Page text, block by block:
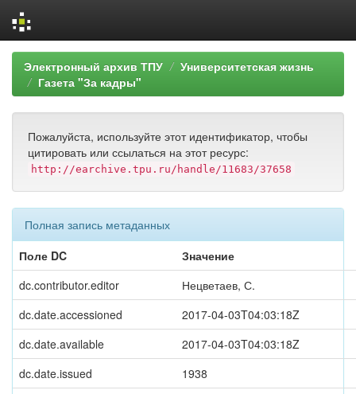
Skip
navigation
Электронный архив ТПУ
Университетская жизнь
Газета "За кадры"
Пожалуйста, используйте этот идентификатор, чтобы
цитировать или ссылаться на этот ресурс:
http://earchive.tpu.ru/handle/11683/37658
Полная запись метаданных
Поле DC
Значение
dc.contributor.editor
Нецветаев, С.
dc.date.accessioned
2017-04-03T04:03:18Z
dc.date.available
2017-04-03T04:03:18Z
dc.date.issued
1938